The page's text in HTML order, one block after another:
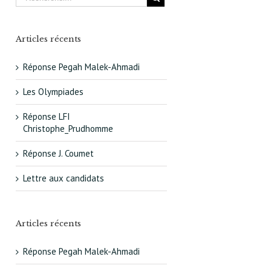
Articles récents
Réponse Pegah Malek-Ahmadi
Les Olympiades
Réponse LFI
Christophe_Prudhomme
Réponse J. Coumet
Lettre aux candidats
Articles récents
Réponse Pegah Malek-Ahmadi